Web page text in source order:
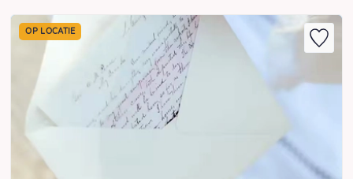
OP LOCATIE